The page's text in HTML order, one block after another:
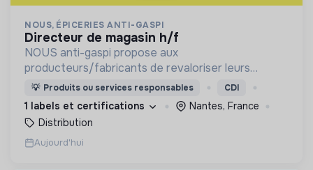
NOUS, ÉPICERIES ANTI-GASPI
directeur de magasin h/f
NOUS anti-gaspi propose aux
producteurs/fabricants de revaloriser leurs
produits déclassés et invendus à prix juste et
offre aux consommateurs un mode de
consommation qualitatif et éco-responsable
💡 Produits ou services responsables CDI
1 labels et certifications
Nantes, France
Distribution
Aujourd'hui